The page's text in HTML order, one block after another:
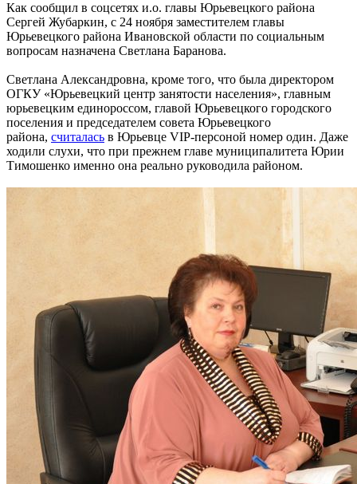
Как сообщил в соцсетях и.о. главы Юрьевецкого района
Сергей Жубаркин, с 24 ноября заместителем главы
Юрьевецкого района Ивановской области по социальным
вопросам назначена Светлана Баранова.
Светлана Александровна, кроме того, что была директором
ОГКУ «Юрьевецкий центр занятости населения», главным
юрьевецким единороссом, главой Юрьевецкого городского
поселения и председателем совета Юрьевецкого
района, считалась в Юрьевце VIP-персоной номер один. Даже
ходили слухи, что при прежнем главе муниципалитета Юрии
Тимошенко именно она реально руководила районом.